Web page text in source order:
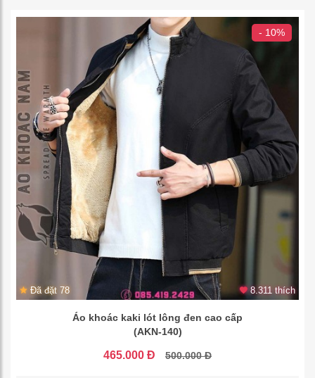
- 10%
Đã đặt 78 8.311 thích
Áo khoác kaki lót lông đen cao cấp
(AKN-140)
465.000 Đ 500.000 Đ